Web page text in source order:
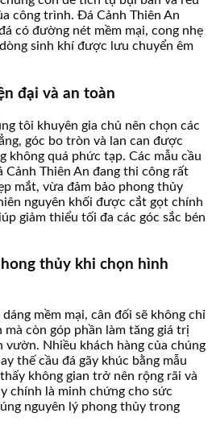
công trình. Đá Cảnh Thiên An
có đường nét mềm mại, cong nhẹ
sinh khí được lưu chuyển êm
đại và an toàn
tôi khuyên gia chủ nên chọn các
góc bo tròn và lan can được
không quá phức tạp. Các mẫu cầu
Cảnh Thiên An đang thi công rất
mắt, vừa đảm bảo phong thủy
nguyên khối được cắt gọt chính
giảm thiểu tối đa các góc sắc bén
thủy khi chọn hình
mềm mại, cân đối sẽ không chỉ
mà còn góp phần làm tăng giá trị
vườn. Nhiều khách hàng của chúng
thế cầu đá gãy khúc bằng mẫu
không gian trở nên rộng rãi và
chính là minh chứng cho sức
nguyên lý phong thủy trong